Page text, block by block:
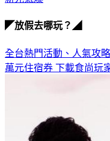
◤放假去哪玩？◢
全台熱門活動、人氣攻
萬元住宿券 下載食尚玩